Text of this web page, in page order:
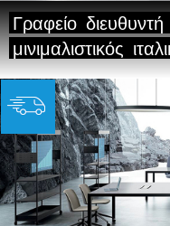
Γραφείο διευθυντή
μινιμαλιστικός